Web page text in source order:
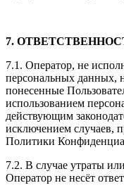
7.
7.1. Оператор, не
персональных данных,
понесенные
использованием
действующим
исключением случаев,
Политики
7.2. В случае утраты
Оператор не несёт